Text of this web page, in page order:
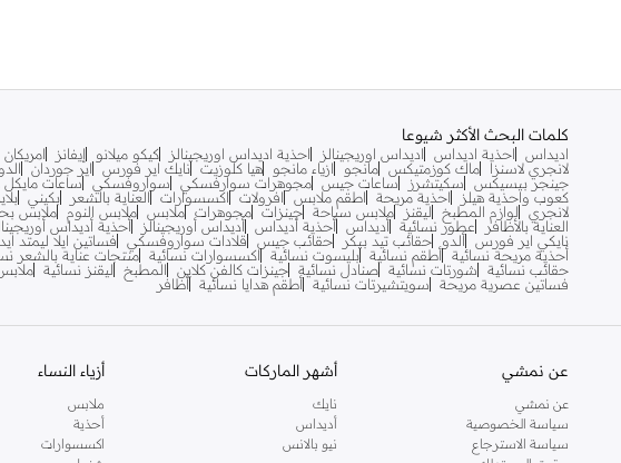
كلمات البحث الأكثر شيوعا
اديداس احذية اديداس اديداس اوريجينالز احذية اديداس اوريجينالز كيكو ميلانو إيفانز
لانجري لاسنزا
ماك كوزمتيكس مانجو ازياء مانجو هيا كلوزيت نايك اير فورس اير جوردان الدو
جينجر بيسيكس
سكيتشرز ساعات جيس مجوهرات سوارفسكي سواروفسكي ساعات
كعوب واحذية هيلز
احذية مريحة اطقم ملابس افرولات اكسسوارات العناية بالشعر بكيني
لانجري
لوازم المطبخ ليقنز ملابس سباحة جينزات مجوهرات ملابس ملابس النوم ملابس
العناية بالأظافر
عطور نسائية أديداس أحذية أديداس أديداس أوريجينالز أحذية أديداس
نايكي اير فورس ألدو حقائب تيد بيكر حقائب جيس قلادات سواروفسكي فساتين ايلا ليمتد
أحذية مريحة نسائية أطقم نسائية بليسوت نسائية اكسسوارات نسائية منتجات عناية بالشعر
حقائب نسائية
شورتات نسائية صنادل نسائية جينزات كالفن كلاين المطبخ ليقنز نسائية
فساتين عصرية مريحة
سويتشيرتات نسائية أطقم هدايا نسائية أظافر
عن نمشي
عن نمشي
سياسة الخصوصية
سياسة الاسترجاع
أشهر الماركات
نايك
أديداس
نيو بالانس
أزياء النساء
ملابس
أحذية
اكسسوارات